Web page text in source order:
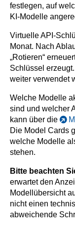
festlegen, auf
KI-Modelle
Virtuelle API-
Monat. Nach
„Rotieren“
Schlüssel
weiter verwendet
Welche Modelle
sind und welcher
kann über die
Die Model Cards
welche Modelle
stehen.
Bitte beachten
erwartet den
Modellübersicht
nicht einen
abweichende